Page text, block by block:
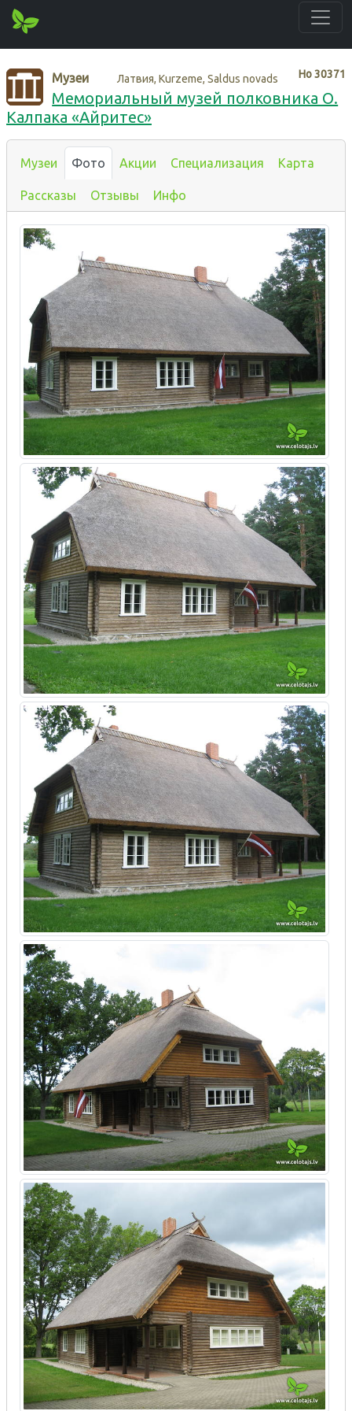
Нo30371
Музеи Латвия, Kurzeme, Saldus novads
Мемориальный музей полковника О.
Калпака «Айритес»
Музеи Фото Акции Специализация Карта
Рассказы Отзывы Инфо